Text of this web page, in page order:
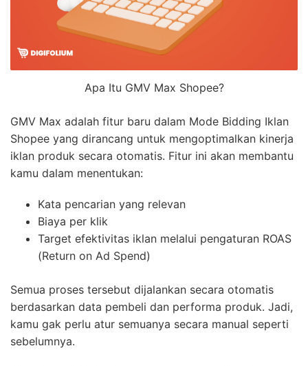
Apa Itu GMV Max Shopee?
GMV Max adalah fitur baru dalam Mode Bidding Iklan
Shopee yang dirancang untuk mengoptimalkan kinerja
iklan produk secara otomatis. Fitur ini akan membantu
kamu dalam menentukan:
Kata pencarian yang relevan
Biaya per klik
Target efektivitas iklan melalui pengaturan ROAS
(Return on Ad Spend)
Semua proses tersebut dijalankan secara otomatis
berdasarkan data pembeli dan performa produk. Jadi,
kamu gak perlu atur semuanya secara manual seperti
sebelumnya.